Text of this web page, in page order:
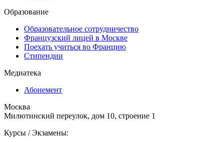
Образование
Образовательное сотрудничество
Французский лицей в Москве
Поехать учиться во Францию
Стипендии
Медиатека
Абонемент
Москва
Милютинский переулок, дом 10, строение 1
Курсы / Экзамены: